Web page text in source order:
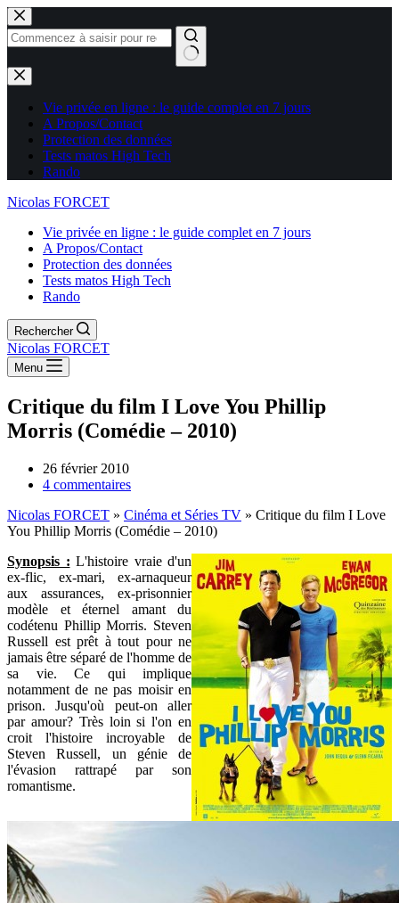
Aucun
résultat
Vie privée en ligne : le guide complet en 7 jours
A Propos/Contact
Protection des données
Tests matos High Tech
Rando
Nicolas FORCET
Vie privée en ligne : le guide complet en 7 jours
A Propos/Contact
Protection des données
Tests matos High Tech
Rando
Rechercher
Nicolas FORCET
Menu
Critique du film I Love You Phillip
Morris (Comédie – 2010)
26 février 2010
4 commentaires
Nicolas FORCET » Cinéma et Séries TV » Critique du film I Love
You Phillip Morris (Comédie – 2010)
Synopsis : L'histoire vraie d'un
ex-flic, ex-mari, ex-arnaqueur
aux assurances, ex-prisonnier
modèle et éternel amant du
codétenu Phillip Morris. Steven
Russell est prêt à tout pour ne
jamais être séparé de l'homme de
sa vie. Ce qui implique
notamment de ne pas moisir en
prison. Jusqu'où peut-on aller
par amour? Très loin si l'on en
croit l'histoire incroyable de
Steven Russell, un génie de
l'évasion rattrapé par son
romantisme.